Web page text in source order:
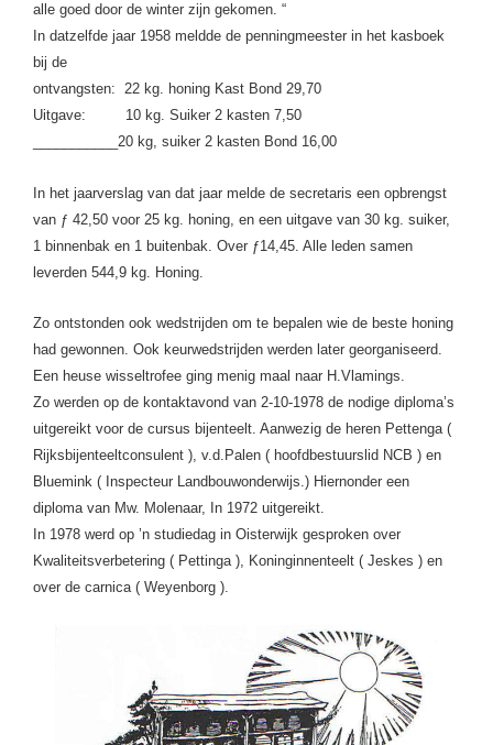
alle goed door de winter zijn gekomen. “
In datzelfde jaar 1958 meldde de penningmeester in het kasboek
bij de
ontvangsten: 22 kg. honing Kast Bond 29,70
Uitgave: 10 kg. Suiker 2 kasten 7,50
___________20 kg, suiker 2 kasten Bond 16,00
In het jaarverslag van dat jaar melde de secretaris een opbrengst
van ƒ 42,50 voor 25 kg. honing, en een uitgave van 30 kg. suiker,
1 binnenbak en 1 buitenbak. Over ƒ14,45. Alle leden samen
leverden 544,9 kg. Honing.
Zo ontstonden ook wedstrijden om te bepalen wie de beste honing
had gewonnen. Ook keurwedstrijden werden later georganiseerd.
Een heuse wisseltrofee ging menig maal naar H.Vlamings.
Zo werden op de kontaktavond van 2-10-1978 de nodige diploma’s
uitgereikt voor de cursus bijenteelt. Aanwezig de heren Pettenga (
Rijksbijenteeltconsulent ), v.d.Palen ( hoofdbestuurslid NCB ) en
Bluemink ( Inspecteur Landbouwonderwijs.) Hiernonder een
diploma van Mw. Molenaar, In 1972 uitgereikt.
In 1978 werd op ’n studiedag in Oisterwijk gesproken over
Kwaliteitsverbetering ( Pettinga ), Koninginnenteelt ( Jeskes ) en
over de carnica ( Weyenborg ).